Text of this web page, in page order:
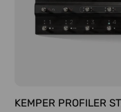
KEMPER PROFILER